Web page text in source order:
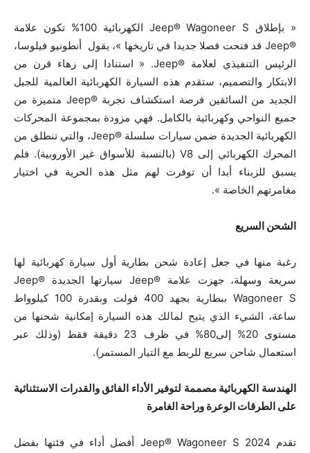
« بإطلاق Jeep® Wagoneer S الكهربائية 100% تكون علامة
®Jeep قد فتحت فصلا جديدا في تاريخها »، يقول أنطونيو فيلوسا،
الرئيس التنفيذي لعلامة ®Jeep. « استنادا إلى زهاء قرن من
الابتكار والتصميم، ستقدم هذه السيارة الكهربائية العالمية للجيل
الجديد من السائقين فرصة استكشاف تجربة ®Jeep متميزة من
جميع النواحي وكهربائية بالكامل. فهي مزودة بمجموعة المحركات
الكهربائية الجديدة ضمن سيارات سلسلة ®Jeep، والتي تنطلق من
المحرك الكهربائي إلى V8 (بالنسبة للأسواق غير الأوروبية). فلم
يسبق للزبناء أبدا أن توفرت لهم مثل هذه الحرية في اختيار
مغامرتهم الخاصة ».
الشحن السريع
رغبة منها في جعل إعادة شحن بطارية أول سيارة كهربائية لها
سريعة وسهلة، جهزت علامة ®Jeep سيارتها الجديدة Jeep®
Wagoneer S ببطارية بجهد 400 فولت وبقدرة 100 كيلوواط
ساعة، الشيء الذي يتيح لمالك هذه السيارة إمكانية شحنها من
مستوى 20% إلى80% في ظرف 23 دقيقة فقط (وذلك عبر
استعمال شاحن سريع للربط مع التيار المستمر).
الهندسة الكهربائية مصممة لتوفير الأداء الفائق والقدرات الاستثنائية
على الطرقات الوعرة وراحة الغامرة
تقدم Jeep® Wagoneer S 2024 أفضل أداء في فئتها بفضل